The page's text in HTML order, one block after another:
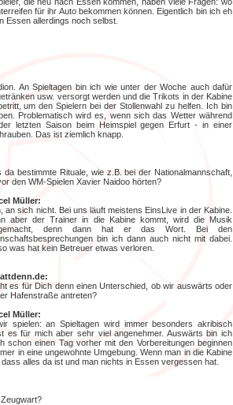
für ihr Auto bekommen können. Eigentlich bin ich eh
Essen allerdings noch selbst.
An Spieltagen bin ich wie unter der Woche auch dafür
usw. versorgt werden und die Trikots in der Kabine
um den Spielern bei der Stollenwahl zu helfen. Ich bin
Problematisch wird es, wenn sich das Wetter während
letzten Saison beim Heimspiel gegen Erfurt - in einer
Das ist ziemlich knapp.
bestimmte Rituale, wie z.B. bei der Nationalmannschaft,
den WM-Spielen Xavier Naidoo hörten?
Müller:
an sich nicht. Bei uns läuft meistens EinsLive in der Kabine.
aber der Trainer in die Kabine kommt, wird die Musik
denn dann hat er das Wort. Bei den
bin ich dann auch nicht mit dabei.
was hat kein Betreuer etwas verloren.
es für Dich denn einen Unterschied, ob wir auswärts oder
Hafenstraße antreten?
Müller:
spielen: an Spieltagen wird immer besonders akribisch
es für mich aber sehr viel angenehmer. Auswärts bin ich
schon einen Tag vorher mit den Vorbereitungen beginnen
in eine ungewohnte Umgebung. Wenn man in die Kabine
alles da ist und man nichts in Essen vergessen hat.